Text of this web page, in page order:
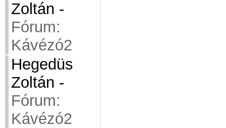
Zoltán -
Fórum:
Kávézó2
Hegedüs
Zoltán -
Fórum:
Kávézó2